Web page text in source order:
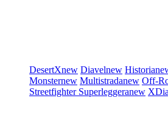
DesertXnew Diavelnew Historia
Monsternew Multistradanew Off-
Streetfighter Superleggeranew